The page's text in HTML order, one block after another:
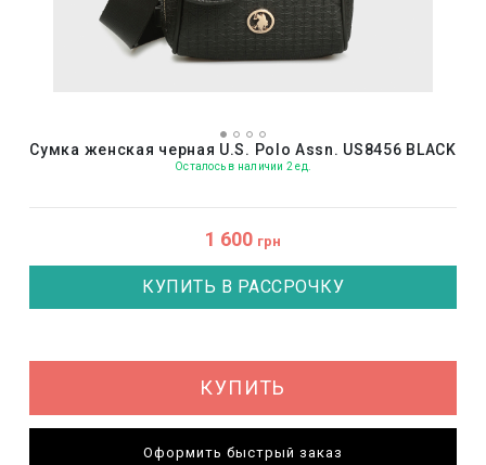
Сумка женская черная U.S. Polo Assn. US8456 BLACK
Осталось в наличии 2 ед.
1 600 грн
КУПИТЬ В РАССРОЧКУ
КУПИТЬ
Оформить быстрый заказ